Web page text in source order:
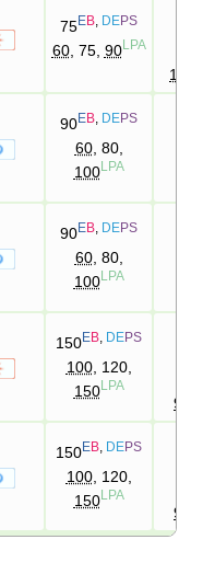
75EB DEPS
60, 75, 90 LPA
100
90EB DEPS
60, 80,
100 LPA
90EB DEPS
60, 80,
100 LPA
150EB DEPS
100, 120,
150 LPA
95
150EB DEPS
100, 120,
150 LPA
95